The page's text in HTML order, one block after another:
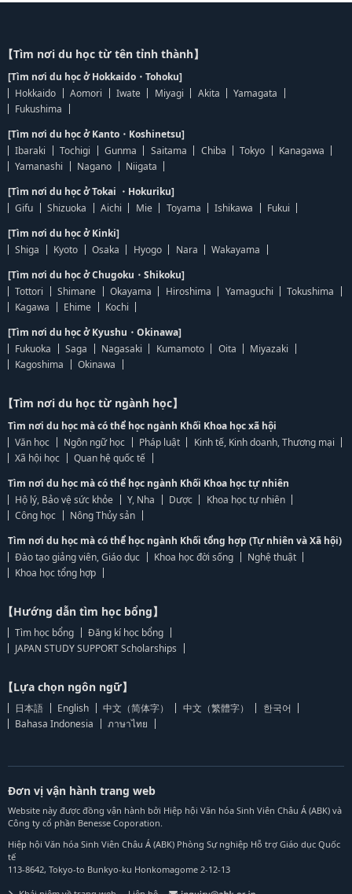
【Tìm nơi du học từ tên tỉnh thành】
[Tìm nơi du học ở Hokkaido・Tohoku]
Hokkaido
Aomori Iwate Miyagi Akita
Yamagata
Fukushima
[Tìm nơi du học ở Kanto・Koshinetsu]
Ibaraki
Tochigi Gunma Saitama Chiba Tokyo
Kanagawa
Yamanashi
Nagano
Niigata
[Tìm nơi du học ở Tokai ・Hokuriku]
Gifu
Shizuoka Aichi Mie Toyama Ishikawa
Fukui
[Tìm nơi du học ở Kinki]
Shiga
Kyoto Osaka Hyogo Nara
Wakayama
[Tìm nơi du học ở Chugoku・Shikoku]
Tottori
Shimane Okayama Hiroshima Yamaguchi
Tokushima
Kagawa
Ehime
Kochi
[Tìm nơi du học ở Kyushu・Okinawa]
Fukuoka
Saga Nagasaki Kumamoto Oita
Miyazaki
Kagoshima
Okinawa
【Tìm nơi du học từ ngành học】
Tìm nơi du học mà có thể học ngành Khối Khoa học xã hội
Văn học
Ngôn ngữ học Pháp luật
Kinh tế, Kinh doanh, Thương mại
Xã hội học
Quan hệ quốc tế
Tìm nơi du học mà có thể học ngành Khối Khoa học tự nhiên
Hộ lý, Bảo vệ sức khỏe
Y, Nha Dược
Khoa học tự nhiên
Công học
Nông Thủy sản
Tìm nơi du học mà có thể học ngành Khối tổng hợp (Tự nhiên và Xã hội)
Đào tạo giảng viên, Giáo dục
Khoa học đời sống
Nghệ thuật
Khoa học tổng hợp
【Hướng dẫn tìm học bổng】
Tìm học bổng
Đăng kí học bổng
JAPAN STUDY SUPPORT Scholarships
【Lựa chọn ngôn ngữ】
日本語 English 中文（简体字） 中文（繁體字）
한국어
Bahasa Indonesia
ภาษาไทย
Đơn vị vận hành trang web
Website này được đồng vận hành bởi Hiệp hội Văn hóa Sinh Viên Châu Á (ABK) và
Công ty cổ phần Benesse Coporation.
Hiệp hội Văn hóa Sinh Viên Châu Á (ABK) Phòng Sự nghiệp Hỗ trợ Giáo dục Quốc
tế
113-8642, Tokyo-to Bunkyo-ku Honkomagome 2-12-13